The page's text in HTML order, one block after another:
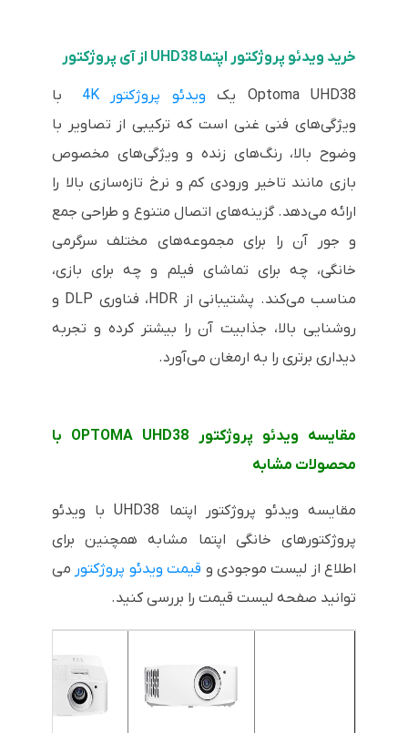
خرید ویدئو پروژکتور اپتما UHD38 از آی پروژکتور
Optoma UHD38 یک ویدئو پروژکتور 4K
با
ویژگی‌های فنی غنی است که ترکیبی از تصاویر با
وضوح بالا، رنگ‌های زنده و ویژگی‌های مخصوص
بازی مانند تاخیر ورودی کم و نرخ تازه‌سازی بالا را
ارائه می‌دهد. گزینه‌های اتصال متنوع و طراحی جمع
و جور آن را برای مجموعه‌های مختلف سرگرمی
خانگی، چه برای تماشای فیلم و چه برای بازی،
مناسب می‌کند. پشتیبانی از HDR، فناوری DLP و
روشنایی بالا، جذابیت آن را بیشتر کرده و تجربه
دیداری برتری را به ارمغان می‌آورد.
مقایسه ویدئو پروژکتور OPTOMA UHD38 با
محصولات مشابه
مقایسه ویدئو پروژکتور اپتما UHD38 با ویدئو
پروژکتورهای خانگی اپتما مشابه همچنین برای
اطلاع از لیست موجودی و قیمت ویدئو پروژکتور می
توانید صفحه لیست قیمت را بررسی کنید.